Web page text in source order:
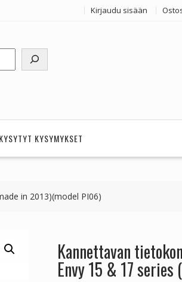
Kirjaudu sisään
KYSYMYKSET
in 2013)(model PI06)
Kannettavan
Envy 15 & 17